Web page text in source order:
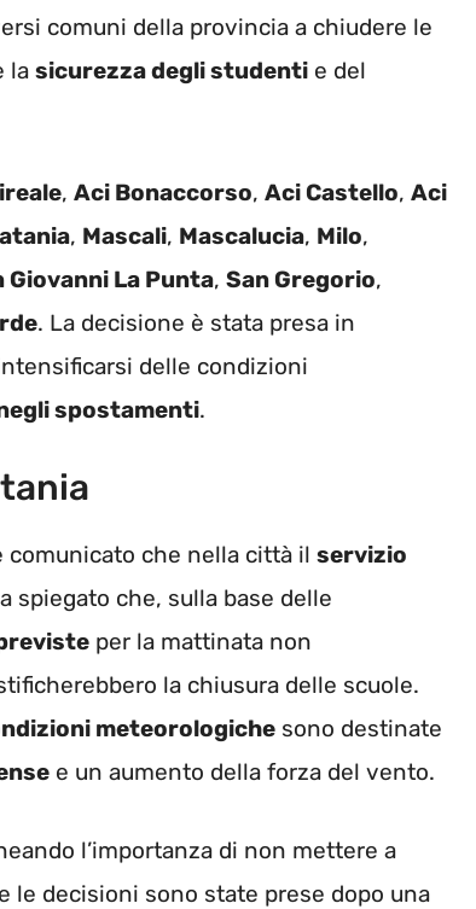
comuni della provincia a chiudere le
la sicurezza degli studenti e del
, Aci Bonaccorso, Aci Castello, Aci
, Mascali, Mascalucia, Milo,
Giovanni La Punta, San Gregorio,
. La decisione è stata presa in
delle condizioni
spostamenti.
comunicato che nella città il servizio
spiegato che, sulla base delle
per la mattinata non
la chiusura delle scuole.
meteorologiche sono destinate
e un aumento della forza del vento.
l’importanza di non mettere a
le decisioni sono state prese dopo una